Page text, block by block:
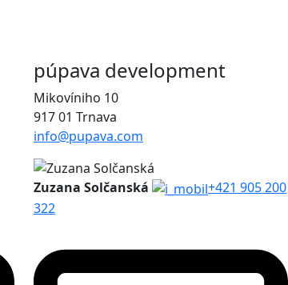
púpava development
Mikovíniho 10
917 01 Trnava
info@pupava.com
Zuzana Solčanská
+421 905 200
322